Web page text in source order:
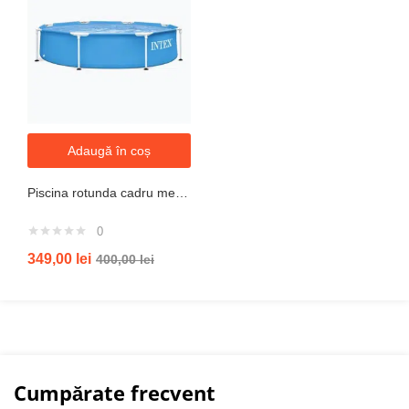
Adaugă în coș
0
349,00 lei 400,00lei
Cumpărate frecvent